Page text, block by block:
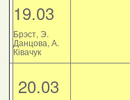
19.03
Брэст, Э.
Данцова, А.
Ківачук
20.03